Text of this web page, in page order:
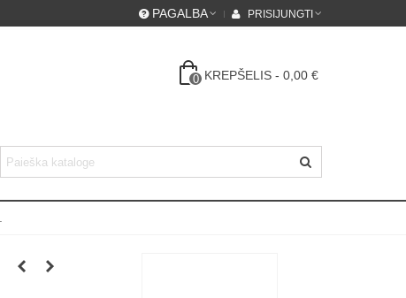
PAGALBA PRISIJUNGTI
0 KREPŠELIS - 0,00 €